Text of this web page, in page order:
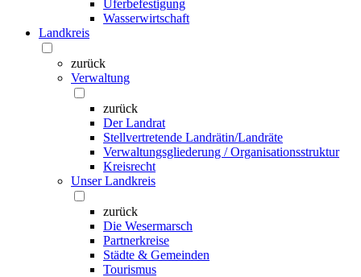
Uferbefestigung
Wasserwirtschaft
Landkreis
zurück
Verwaltung
zurück
Der Landrat
Stellvertretende Landrätin/Landräte
Verwaltungsgliederung / Organisationsstruktur
Kreisrecht
Unser Landkreis
zurück
Die Wesermarsch
Partnerkreise
Städte & Gemeinden
Tourismus